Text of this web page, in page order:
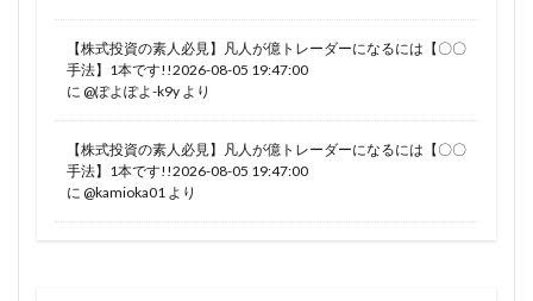
【株式投資の素人必見】凡人が億トレーダーになるには【〇〇
手法】1本です!!2026-08-05 19:47:00
に @ぽよぽよ-k9y より
【株式投資の素人必見】凡人が億トレーダーになるには【〇〇
手法】1本です!!2026-08-05 19:47:00
に @kamioka01 より